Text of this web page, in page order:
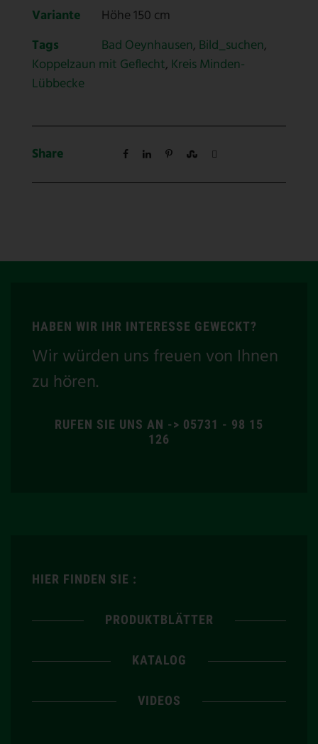
Variante
Höhe 150 cm
Tags
Bad Oeynhausen, Bild_suchen,
Koppelzaun mit Geflecht, Kreis Minden-
Lübbecke
Share
HABEN WIR IHR INTERESSE GEWECKT?
Wir würden uns freuen von Ihnen
zu hören.
RUFEN SIE UNS AN -> 05731 - 98 15
126
HIER FINDEN SIE :
PRODUKTBLÄTTER
KATALOG
VIDEOS